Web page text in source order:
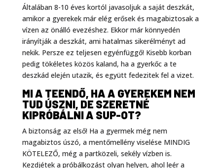
Általában 8-10 éves kortól javasoljuk a saját deszkát,
amikor a gyerekek már elég erősek és magabiztosak a
vízen az önálló evezéshez. Ekkor már könnyedén
irányítják a deszkát, ami hatalmas sikerélményt ad
nekik. Persze ez teljesen egyénfüggő! Kisebb korban
pedig tökéletes közös kaland, ha a gyerkőc a te
deszkád elején utazik, és együtt fedezitek fel a vizet.
MI A TEENDŐ, HA A GYEREKEM NEM
TUD ÚSZNI, DE SZERETNÉ
KIPRÓBÁLNI A SUP-OT?
A biztonság az első! Ha a gyermek még nem
magabiztos úszó, a mentőmellény viselése MINDIG
KÖTELEZŐ, még a partközeli, sekély vízben is.
Kezdjétek a próbálkozást olyan helyen, ahol leér a